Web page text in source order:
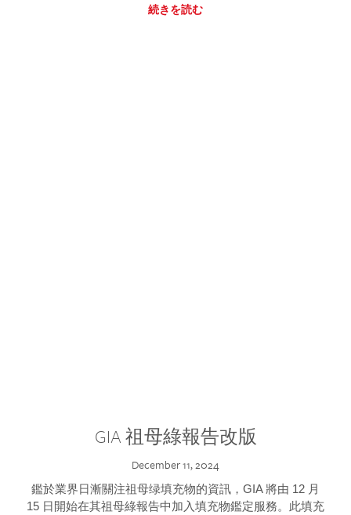
続きを読む
GIA 祖母綠報告改版
December 11, 2024
鑑於業界日漸關注祖母绿填充物的資訊，GIA 將由 12 月
15 日開始在其祖母綠報告中加入填充物鑑定服務。此填充